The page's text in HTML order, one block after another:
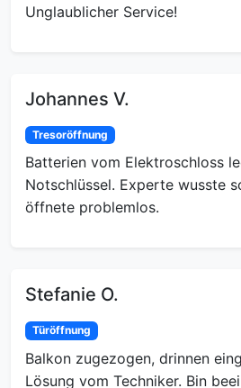
Unglaublicher Service!
Johannes V.
Tresoröffnung
Batterien vom Elektroschloss
Notschlüssel. Experte wusste
öffnete problemlos.
Stefanie O.
Türöffnung
Balkon zugezogen, drinnen
Lösung vom Techniker. Bin